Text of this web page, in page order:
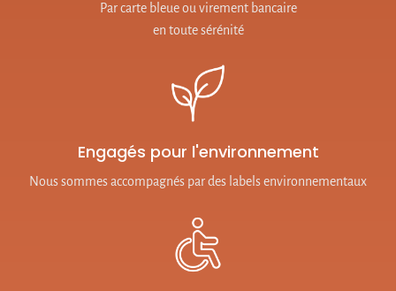
Par carte bleue ou virement bancaire
en toute sérénité
Engagés pour l'environnement
Nous sommes accompagnés par des labels environnementaux